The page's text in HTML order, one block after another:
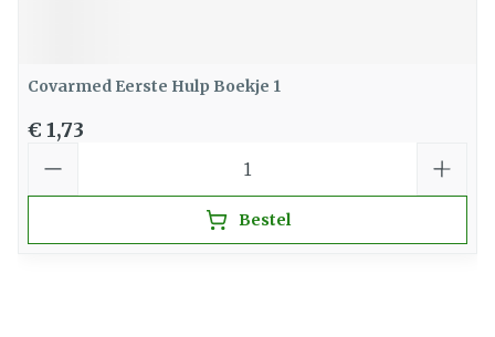
Covarmed Eerste Hulp Boekje 1
€ 1,73
Bestel